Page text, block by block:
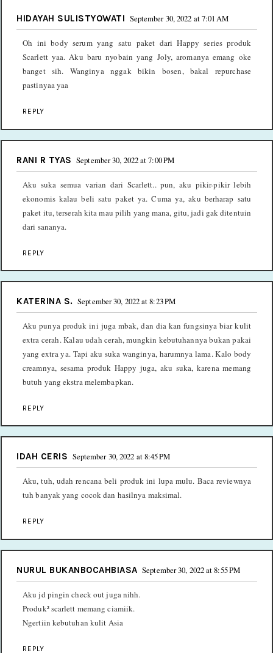
HIDAYAH SULISTYOWATI September 30, 2022 at 7:01 AM
Oh ini body serum yang satu paket dari Happy series produk
Scarlett yaa. Aku baru nyobain yang Joly, aromanya emang oke
banget sih. Wanginya nggak bikin bosen, bakal repurchase
pastinyaa yaa
REPLY
RANI R TYAS September 30, 2022 at 7:00 PM
Aku suka semua varian dari Scarlett.. pun, aku pikir-pikir lebih
ekonomis kalau beli satu paket ya. Cuma ya, aku berharap satu
paket itu, terserah kita mau pilih yang mana, gitu, jadi gak ditentuin
dari sananya.
REPLY
KATERINA S. September 30, 2022 at 8:23 PM
Aku punya produk ini juga mbak, dan dia kan fungsinya biar kulit
extra cerah. Kalau udah cerah, mungkin kebutuhannya bukan pakai
yang extra ya. Tapi aku suka wanginya, harumnya lama. Kalo body
creamnya, sesama produk Happy juga, aku suka, karena memang
butuh yang ekstra melembapkan.
REPLY
IDAH CERIS September 30, 2022 at 8:45 PM
Aku, tuh, udah rencana beli produk ini lupa mulu. Baca reviewnya
tuh banyak yang cocok dan hasilnya maksimal.
REPLY
NURUL BUKANBOCAHBIASA September 30, 2022 at 8:55 PM
Aku jd pingin check out juga nihh.
Produk² scarlett memang ciamiik.
Ngertiin kebutuhan kulit Asia
REPLY